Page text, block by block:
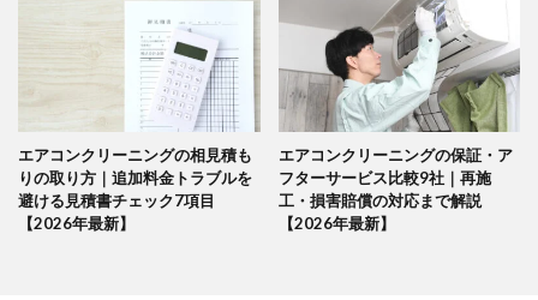
エアコンクリーニングの相見積も
りの取り方｜追加料金トラブルを
避ける見積書チェック7項目
【2026年最新】
エアコンクリーニングの保証・ア
フターサービス比較9社｜再施
工・損害賠償の対応まで解説
【2026年最新】